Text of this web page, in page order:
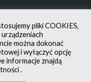
RIGHTS RESERVED ©
ŚWIST (MŚ)
pliki COOKIES,
można dokonać
i wyłączyć opcję
informacje znajdą
.